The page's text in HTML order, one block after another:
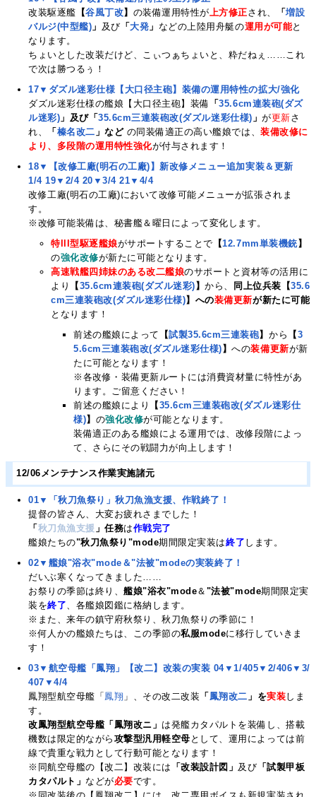
改装駆逐艦 【谷風丁改】 の装備運用特性が 上方修正され、 「増設
バルジ(中型艦) 」 及び 「大発 」 などの上陸用舟艇の運用が可能と
なります。
ちょいとした改装だけど、こぃつぁちょいと、粋だねぇ……これ
で次は勝つるぅ！
17▼ダズル迷彩仕様【大口径主砲】装備の運用特性の拡大/強化
ダズル迷彩仕様の艦娘【大口径主砲】装備 「35.6cm連装砲(ダズ
ル迷彩) 」及び「35.6cm三連装砲改(ダズル迷彩仕様) 」が更新さ
れ、
「 榛名改二 」など の同装備適正の高い艦娘では、装備改修に
より、多段階の運用特性強化が付与されます！
18▼【改修工廠(明石の工廠)】新改修メニュー追加実装＆更新
1/4 19▼2/4 20▼3/4 21▼4/4
改修工廠(明石の工廠)において改修可能メニューが拡張されま
す。
※改修可能装備は、秘書艦＆曜日によって変化します。
特III型駆逐艦娘がサポートすることで 【12.7mm単装機銃】
の強化改修が新たに可能となります。
高速戦艦四姉妹のある改二艦娘のサポートと資材等の活用に
より
【35.6cm連装砲(ダズル迷彩) 】から、 同上位兵装【35.6
cm三連装砲改(ダズル迷彩仕様)】への装備更新が新たに可能
となります！
前述の艦娘によって
【試製35.6cm三連装砲】 から 【3
5.6cm三連装砲改(ダズル迷彩仕様) 】への装備更新が新
たに可能となります！
※各改修・装備更新ルートには消費資材量に特性があ
ります。ご留意ください！
前述の艦娘により
【35.6cm三連装砲改(ダズル迷彩仕
様)】 の強化改修が可能となります。
装備適正のある艦娘による運用では、改修段階によっ
て、さらにその戦闘力が向上します！
12/06メンテナンス作業実施諸元
01▼「秋刀魚祭り」秋刀魚漁支援、作戦終了！
提督の皆さん、大変お疲れさまでした！
「 秋刀魚漁支援 」任務は作戦完了
艦娘たちの"秋刀魚祭り"mode期間限定実装は終了 します。
02▼艦娘"浴衣"mode＆"法被"modeの実装終了！
だいぶ寒くなってきました……
お祭りの季節は終り、艦娘"浴衣"mode＆ "法被"mode期間限定実
装を終了 、各艦娘図鑑に格納します。
※また、来年の鎮守府秋祭り、秋刀魚祭りの季節に！
※何人かの艦娘たちは、この季節の私服modeに移行していきま
す！
03▼航空母艦「鳳翔」【改二】改装の実装 04▼1/405▼2/406▼3/
407▼4/4
鳳翔型航空母艦「 鳳翔 」、その改二改装 「 鳳翔改二 」を実装しま
す。
改鳳翔型航空母艦「鳳翔改ニ」 は発艦カタパルトを装備し、搭載
機数は限定的ながら 攻撃型汎用軽空母 として、運用によっては前
線で貴重な戦力として行動可能となります！
※同航空母艦の【改二】改装には 「改装設計図」 及び 「試製甲板
カタパルト」などが必要です。